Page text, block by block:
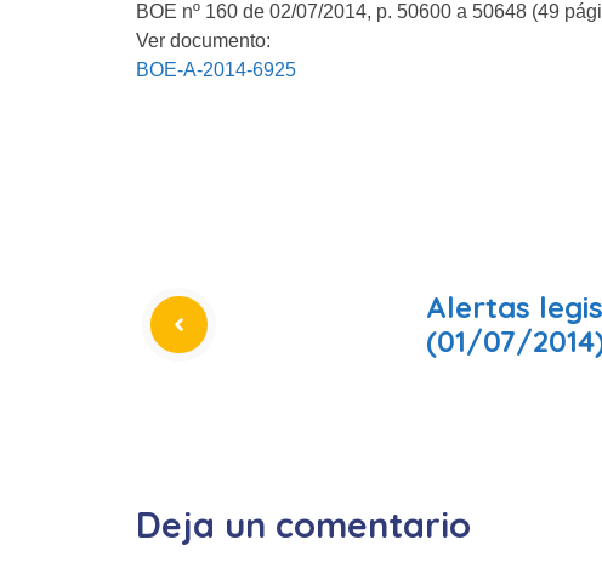
BOE nº 160 de 02/07/2014, p. 50600 a 50648 (49
Ver documento:
BOE-A-2014-6925
Alertas
(01/07/
Deja un comentario